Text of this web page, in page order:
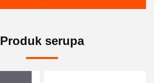
Produk serupa